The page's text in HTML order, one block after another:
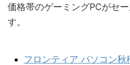
価格帯のゲーミングPCがセ
す。
フロンティア パソコン